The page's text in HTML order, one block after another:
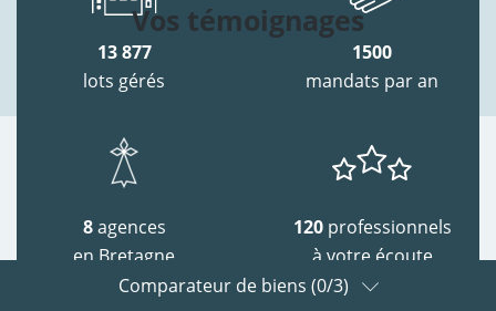
Vos témoignages
13 877
lots gérés
1500
mandats par an
8agences
en Bretagne
120 professionnels
à votre écoute
Comparateur de biens (0/3)